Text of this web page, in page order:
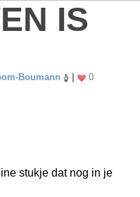
IS
Boumann 0
stukje dat nog in je